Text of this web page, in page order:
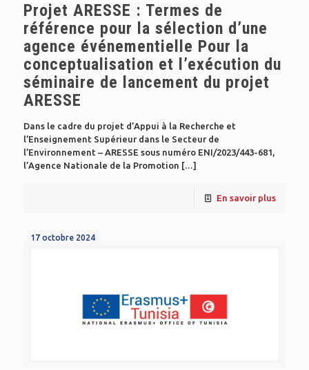
Projet ARESSE : Termes de
référence pour la sélection d’une
agence événementielle Pour la
conceptualisation et l’exécution du
séminaire de lancement du projet
ARESSE
Dans le cadre du projet d’Appui à la Recherche et
l’Enseignement Supérieur dans le Secteur de
l’Environnement – ARESSE sous numéro ENI/2023/443-681,
l’Agence Nationale de la Promotion […]
En savoir plus
17 octobre 2024